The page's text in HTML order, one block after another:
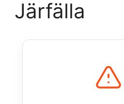
Järfälla